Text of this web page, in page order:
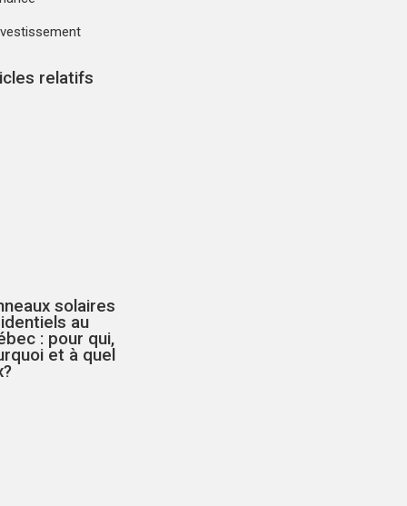
relatifs
solaires
au
: pour qui,
et à quel